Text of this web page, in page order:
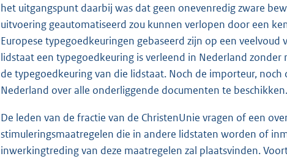
het uitgangspunt daarbij was dat geen onevenredig zware
uitvoering geautomatiseerd zou kunnen verlopen door een
Europese typegoedkeuringen gebaseerd zijn op een
lidstaat een typegoedkeuring is verleend in Nederland
de typegoedkeuring van die lidstaat. Noch de importeur,
Nederland over alle onderliggende documenten te beschikken.
De leden van de fractie van de ChristenUnie vragen of een
stimuleringsmaatregelen die in andere lidstaten worden of
inwerkingtreding van deze maatregelen zal plaatsvinden.